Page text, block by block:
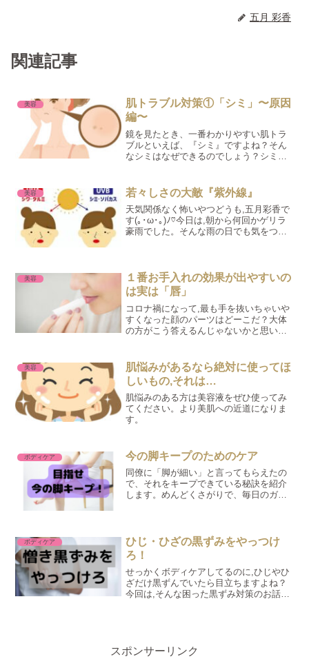
五月 彩香
関連記事
美容
肌トラブル対策①「シミ」〜原因
編〜
鏡を見たとき、一番わかりやすい肌トラ
ブルといえば、『シミ』ですよね？そん
なシミはなぜできるのでしょう？シミを
美容 若々しさの大敵『紫外線』
天気関係なく怖いやつどうも,五月彩香で
す(｡･ω･｡)ﾉ♡今日は,朝から何回かゲリラ
豪雨でした。そんな雨の日でも気をつけ
線...
美容
１番お手入れの効果が出やすいの
は実は「唇」
コロナ禍になって,最も手を抜いちゃいや
すくなった顔のパーツはどーこだ？大体
の方がこう答えるんじゃないかと思いま
ってめちゃくちゃお手入れの効果が出や
すいパーツな...
美容
肌悩みがあるなら絶対に使ってほ
しいもの,それは…
肌悩みのある方は美容液をぜひ使ってみ
てください。より美肌への近道になりま
す。
ボディケア 今の脚キープのためのケア
同僚に「脚が細い」と言ってもらえたの
で、それをキープできている秘訣を紹介
します。めんどくさがりで、毎日のガッ
ボディケア
ひじ・ひざの黒ずみをやっつけ
ろ！
せっかくボディケアしてるのに,ひじやひ
ざだけ黒ずんでいたら目立ちますよね？
今回は,そんな困った黒ずみ対策のお話で
スポンサーリンク